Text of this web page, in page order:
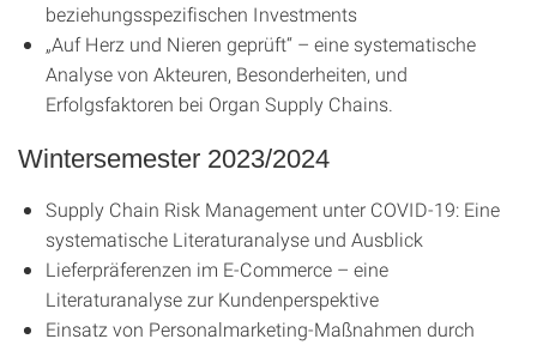
beziehungsspezifischen Investments
„Auf Herz und Nieren geprüft“ – eine systematische
Analyse von Akteuren, Besonderheiten, und
Erfolgsfaktoren bei Organ Supply Chains.
Wintersemester 2023/2024
Supply Chain Risk Management unter COVID-19: Eine
systematische Literaturanalyse und Ausblick
Lieferpräferenzen im E-Commerce – eine
Literaturanalyse zur Kundenperspektive
Einsatz von Personalmarketing-Maßnahmen durch